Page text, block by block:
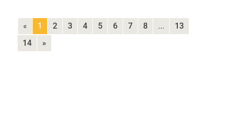
« 1 2 3 4 5 6 7 8 ...
13
14
»